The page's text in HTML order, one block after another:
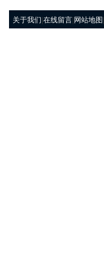
关于我们 在线留言 网站地图